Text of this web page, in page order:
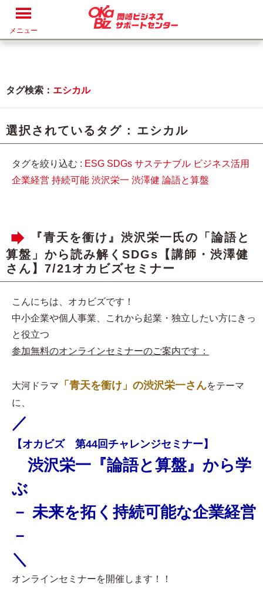
メニュー
タグ検索： エシカル
選択されているタグ : エシカル
タグを絞り込む : ESG SDGs サステナブル ビジネス活用
企業経営 持続可能 渋沢栄一 渋澤健 論語と算盤
『青天を衝け』渋沢栄一氏の「論語と
算盤」から読み解くSDGs【講師・渋澤健
さん】7/21オカビズセミナー
こんにちは、オカビズです！
中小企業や個人事業、これから起業・独立したい方にきっ
と役立つ
参加無料のオンラインセミナーのご案内です：
大河ドラマ 「青天を衝け」の渋沢栄一さんをテーマ
に、
／
【オカビズ 第44回チャレンジセミナー】
渋沢栄一『論語と算盤』から学
ぶ
－ 未来を拓く持続可能な企業経営
－
＼
オンラインセミナーを開催します！！